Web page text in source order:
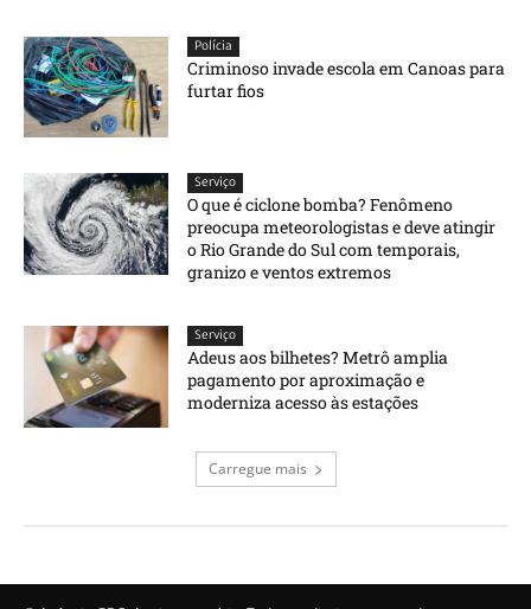
Polícia
Criminoso invade escola em Canoas para
furtar fios
Serviço
O que é ciclone bomba? Fenômeno
preocupa meteorologistas e deve atingir
o Rio Grande do Sul com temporais,
granizo e ventos extremos
Serviço
Adeus aos bilhetes? Metrô amplia
pagamento por aproximação e
moderniza acesso às estações
Carregue mais